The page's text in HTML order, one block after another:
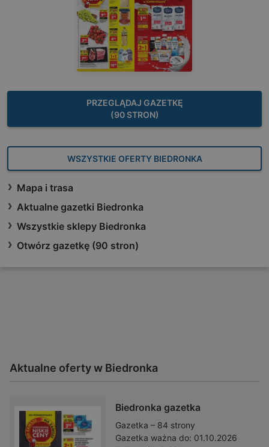
PRZEGLĄDAJ GAZETKĘ
(90 STRON)
WSZYSTKIE OFERTY BIEDRONKA
Mapa i trasa
Aktualne gazetki Biedronka
Wszystkie sklepy Biedronka
Otwórz gazetkę (90 stron)
Aktualne oferty w Biedronka
Biedronka gazetka
Gazetka – 84 strony
Gazetka ważna do: 01.10.2026